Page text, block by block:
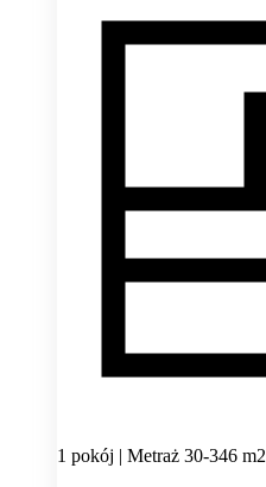
1 pokój | Metraż 30-346 m2